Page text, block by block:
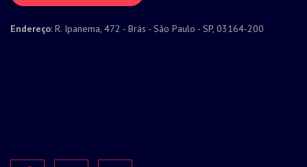
Endereço: R. Ipanema, 472 - Brás - São Paulo - SP, 03164-200